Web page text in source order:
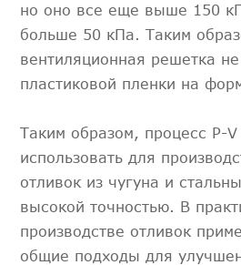
но оно все еще выше 150
больше 50 кПа. Таким
вентиляционная решетка
пластиковой пленки на
Таким образом, процесс P-
использовать для
отливок из чугуна и
высокой точностью. В
производстве отливок
общие подходы для